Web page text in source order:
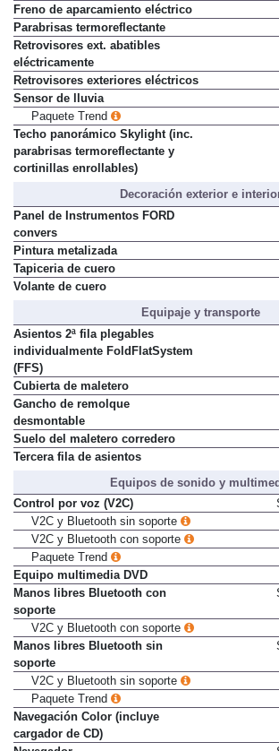
Freno de aparcamiento eléctrico
Parabrisas termoreflectante
Retrovisores ext. abatibles
eléctricamente
Retrovisores exteriores eléctricos
Sensor de lluvia
Paquete Trend
Techo panorámico Skylight (inc.
parabrisas termoreflectante y
cortinillas enrollables)
Decoración exterior e
Panel de Instrumentos FORD
convers
Pintura metalizada
Tapiceria de cuero
Volante de cuero
Equipaje y transporte
Asientos 2ª fila plegables
individualmente FoldFlatSystem
(FFS)
Cubierta de maletero
Gancho de remolque
desmontable
Suelo del maletero corredero
Tercera fila de asientos
Equipos de sonido y
Control por voz (V2C)
V2C y Bluetooth sin soporte
V2C y Bluetooth con soporte
Paquete Trend
Equipo multimedia DVD
Manos libres Bluetooth con
soporte
V2C y Bluetooth con soporte
Manos libres Bluetooth sin
soporte
V2C y Bluetooth sin soporte
Paquete Trend
Navegación Color (incluye
cargador de CD)